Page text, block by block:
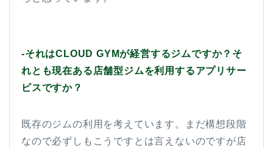
-それはCLOUD GYMが経営するジムですか？そ
れとも現在ある店舗型ジムを利用するアプリサー
ビスですか？
既存のジムの利用を考えています。まだ構想段階
なので必ずしもこうですとは言えないのですが店